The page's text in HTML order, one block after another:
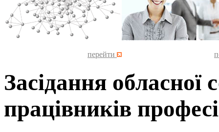
перейти
Засідання обласної
працівників